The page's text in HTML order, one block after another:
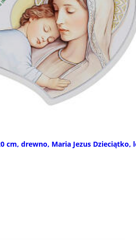
cm, drewno, Maria Jezus Dzieciątko,